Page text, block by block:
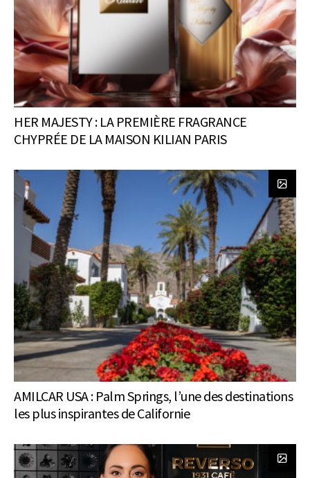
HER MAJESTY : LA PREMIÈRE FRAGRANCE
CHYPRÉE DE LA MAISON KILIAN PARIS
AMILCAR USA : Palm Springs, l’une des destinations
les plus inspirantes de Californie